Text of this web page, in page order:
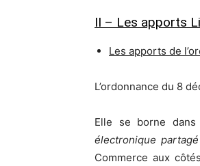
II – Les apports
Les apports de
L’ordonnance du 8
Elle se borne
électronique partagé
Commerce aux